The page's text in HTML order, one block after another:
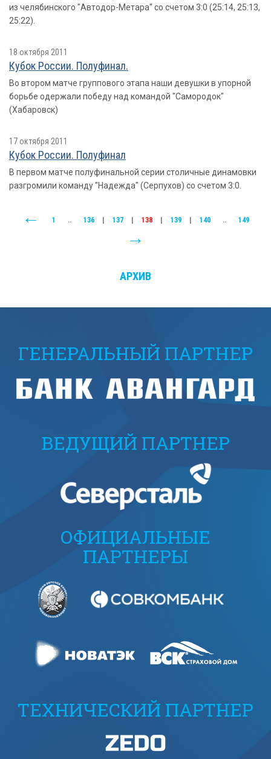
из челябинского "Автодор-Метара" со счетом 3:0 (25:14, 25:13,
25:22).
18 октября 2011
Кубок России. Полуфинал.
Во втором матче группового этапа наши девушки в упорной
борьбе одержали победу над командой "Самородок"
(Хабаровск)
17 октября 2011
Кубок России. Полуфинал
В первом матче полуфинальной серии столичные динамовки
разгромили команду "Надежда" (Серпухов) со счетом 3:0.
1 .. 136 137 138 139 140 .. 149
АРХИВ
ГЕНЕРАЛЬНЫЙ ПАРТНЕР
ВЕДУЩИЙ ПАРТНЕР
ОФИЦИАЛЬНЫЕ
ПАРТНЕРЫ
ТЕХНИЧЕСКИЙ ПАРТНЕР